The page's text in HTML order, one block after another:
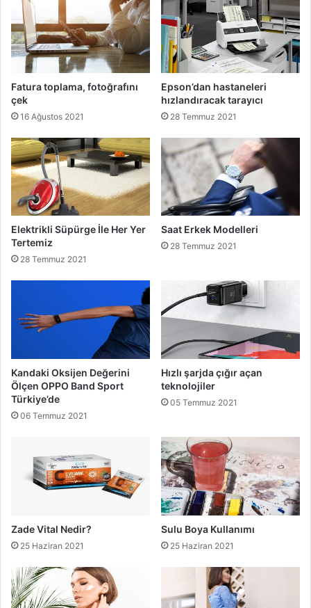
Fatura toplama, fotoğrafını
çek
16 Ağustos 2021
Epson’dan hastaneleri
hızlandıracak tarayıcı
28 Temmuz 2021
Elektrikli Süpürge İle Her Yer
Tertemiz
28 Temmuz 2021
Saat Erkek Modelleri
28 Temmuz 2021
Kandaki Oksijen Değerini
Ölçen OPPO Band Sport
Türkiye’de
06 Temmuz 2021
Hızlı şarjda çığır açan
teknolojiler
05 Temmuz 2021
Zade Vital Nedir?
25 Haziran 2021
Sulu Boya Kullanımı
25 Haziran 2021